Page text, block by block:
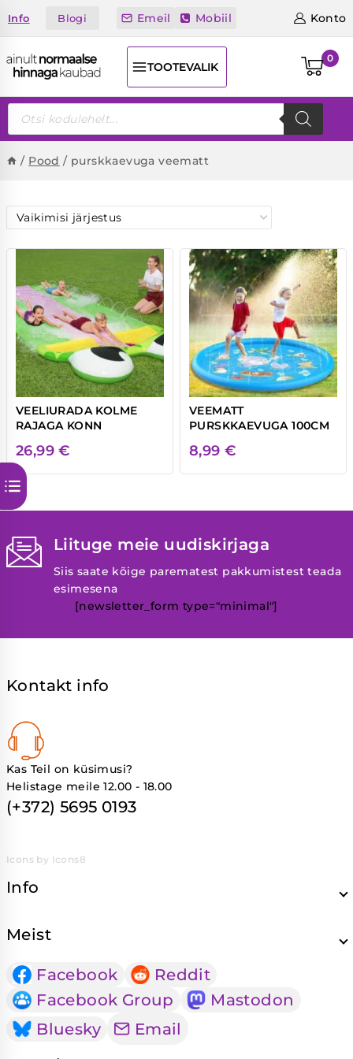
toInfo Blogi Emeil Mobiil Konto
TOOTEVALIK
0
Products
search
/ Pood / purskkaevuga veematt
VEELIURADA KOLME
RAJAGA KONN
26,99€
VEEMATT
PURSKKAEVUGA 100CM
8,99 €
Liituge meie uudiskirjaga
Siis saate kõige parematest pakkumistest teada
esimesena
[newsletter_form type="minimal"]
Kontakt info
Kas Teil on küsimusi?
Helistage meile 12.00 - 18.00
(+372) 5695 0193
Icons by Icons8
Info
Meist
Facebook
Reddit
Facebook Group
Mastodon
Bluesky
Email